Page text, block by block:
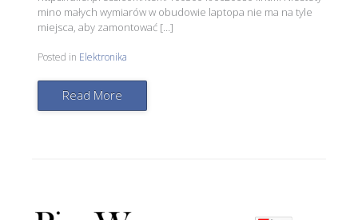
mino małych wymiarów w obudowie laptopa nie ma na tyle
miejsca, aby zamontować […]
Posted in Elektronika
Read More